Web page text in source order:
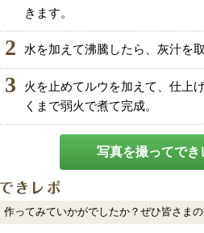
きます。
2 水を加えて沸騰したら、灰汁を
3
火を止めてルウを加えて、仕上
くまで弱火で煮て完成。
写真を撮ってでき
作ってみていかがでしたか？ぜひ皆さま